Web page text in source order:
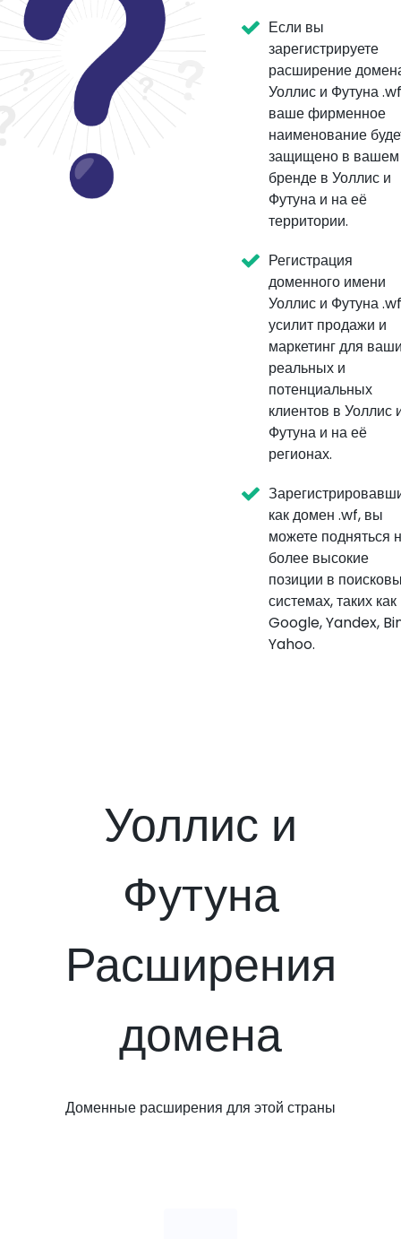
Если вы
зарегистрируете
расширение
Уоллис и Футуна
ваше фирменное
наименование
защищено в вашем
бренде в Уоллис и
Футуна и на её
территории.
Регистрация
доменного имени
Уоллис и Футуна .wf
усилит продажи и
маркетинг для
реальных и
потенциальных
клиентов в Уоллис
Футуна и на её
регионах.
как домен .wf, вы
можете подняться
более высокие
позиции в
системах, таких как
Google, Yandex,
Yahoo.
Уоллис и
Футуна
Расширения
домена
Доменные расширения для этой страны